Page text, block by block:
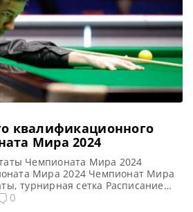
квалификационного
Мира 2024
Чемпионата Мира 2024
Мира 2024 Чемпионат Мира
турнирная сетка Расписание
Мира 2024 Видео Чемпионата
0